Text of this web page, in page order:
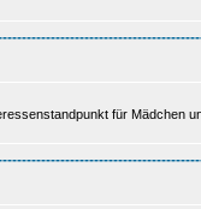
für Mädchen